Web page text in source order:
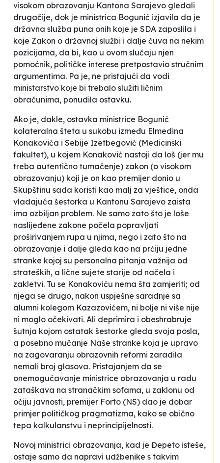
visokom obrazovanju Kantona Sarajevo gledali
drugačije, dok je ministrica Bogunić izjavila da je
državna služba puna onih koje je SDA zaposlila i
koje Zakon o državnoj službi i dalje čuva na nekim
pozicijama, da bi, kao u ovom slučaju njen
pomoćnik, političke interese pretpostavio stručnim
argumentima. Pa je, ne pristajući da vodi
ministarstvo koje bi trebalo služiti ličnim
obračunima, ponudila ostavku.
Ako je, dakle, ostavka ministrice Bogunić
kolateralna šteta u sukobu između Elmedina
Konakovića i Sebije Izetbegović (Medicinski
fakultet), u kojem Konaković nastoji da loš (jer mu
treba autentično tumačenje) zakon (o visokom
obrazovanju) koji je on kao premijer donio u
Skupštinu sada koristi kao malj za vještice, onda
vladajuća šestorka u Kantonu Sarajevo zaista
ima ozbiljan problem. Ne samo zato što je loše
naslijeđene zakone počela popravljati
proširivanjem rupa u njima, nego i zato što na
obrazovanje i dalje gleda kao na prćiju jedne
stranke kojoj su personalna pitanja važnija od
strateških, a lične sujete starije od načela i
zakletvi. Tu se Konakoviću nema šta zamjeriti; od
njega se drugo, nakon uspješne saradnje sa
alumni kolegom Kazazovićem, ni bolje ni više nije
ni moglo očekivati. Ali deprimira i obeshrabruje
šutnja kojom ostatak šestorke gleda svoja posla,
a posebno mučanje Naše stranke koja je upravo
na zagovaranju obrazovnih reformi zaradila
nemali broj glasova. Pristajanjem da se
onemogućavanje ministrice obrazovanja u radu
zataškava na stranačkim sofama, u zaklonu od
očiju javnosti, premijer Forto (NS) dao je dobar
primjer političkog pragmatizma, kako se obično
tepa kalkulanstvu i neprincipijelnosti.
Novoj ministrici obrazovanja, kad je Đepeto isteše,
ostaje samo da napravi udžbenike s takvim